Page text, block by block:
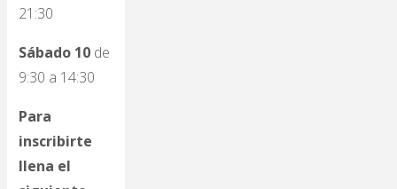
21:30
Sábado 10 de
9:30 a 14:30
Para
inscribirte
llena el